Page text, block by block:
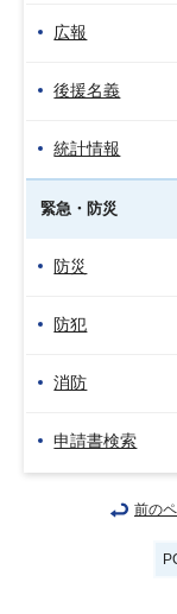
広報
後援名義
統計情報
緊急・防災
防災
防犯
消防
申請書検索
前の